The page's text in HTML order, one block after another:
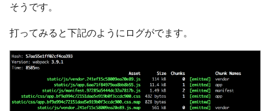
そうです。
打ってみると下記のようにログがでます。